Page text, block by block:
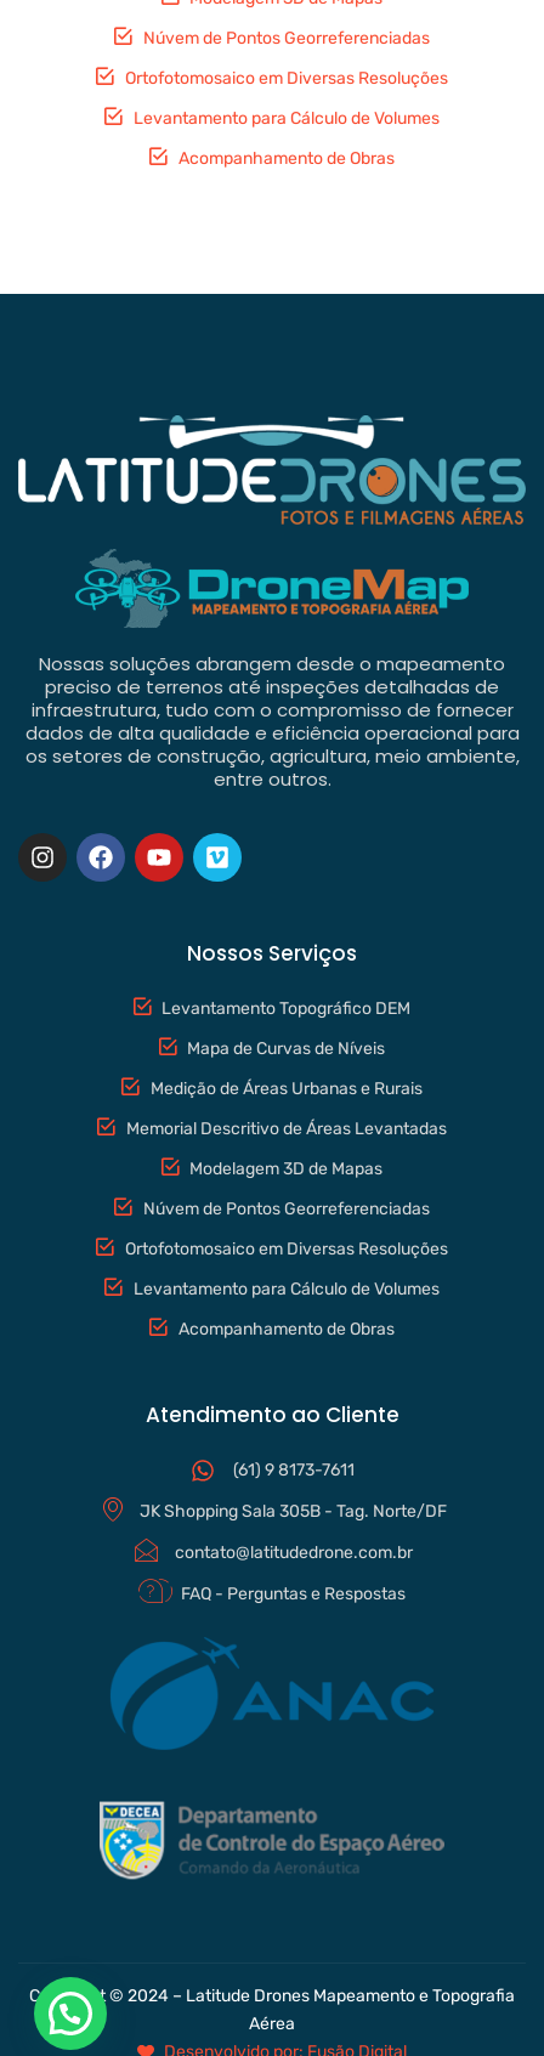
Núvem de Pontos Georreferenciadas
Ortofotomosaico em Diversas Resoluções
Levantamento para Cálculo de Volumes
Acompanhamento de Obras
Nossas soluções abrangem desde o mapeamento
preciso de terrenos até inspeções detalhadas de
infraestrutura, tudo com o compromisso de fornecer
dados de alta qualidade e eficiência operacional para
os setores de construção, agricultura, meio ambiente,
entre outros.
Nossos Serviços
Levantamento Topográfico DEM
Mapa de Curvas de Níveis
Medição de Áreas Urbanas e Rurais
Memorial Descritivo de Áreas Levantadas
Modelagem 3D de Mapas
Núvem de Pontos Georreferenciadas
Ortofotomosaico em Diversas Resoluções
Levantamento para Cálculo de Volumes
Acompanhamento de Obras
Atendimento ao Cliente
(61) 9 8173-7611
JK Shopping Sala 305B - Tag. Norte/DF
contato@latitudedrone.com.br
FAQ - Perguntas e Respostas
Copyright © 2024 – Latitude Drones Mapeamento e Topografia
Aérea
Desenvolvido por: Fusão Digital